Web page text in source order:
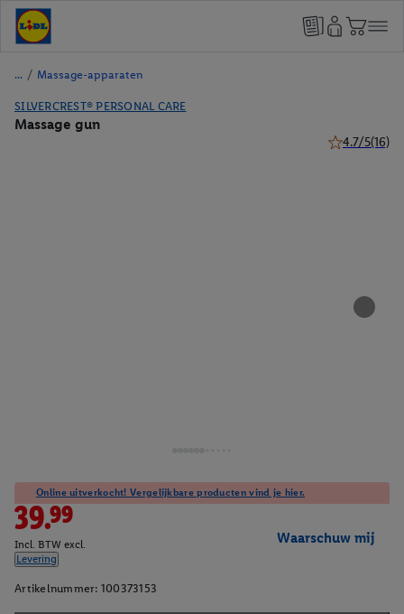
/ Massage-apparaten
SILVERCREST® PERSONAL CARE
Massage gun
4.7/5(16)
Online uitverkocht! Vergelijkbare producten vind je hier.
39.99
Incl. BTW excl.
Levering
Waarschuw mij
Artikelnummer: 100373153